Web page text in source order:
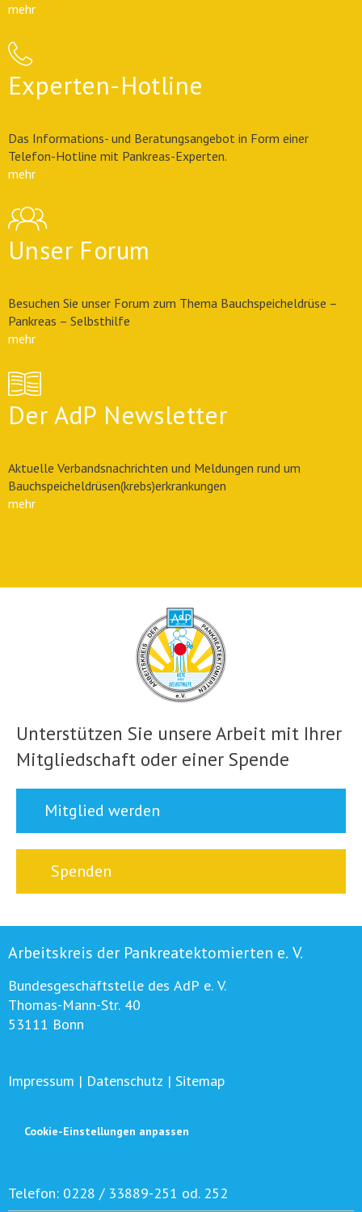
mehr
Experten-Hotline
Das Informations- und Beratungsangebot in Form einer
Telefon-Hotline mit Pankreas-Experten.
mehr
Unser Forum
Besuchen Sie unser Forum zum Thema Bauchspeicheldrüse –
Pankreas – Selbsthilfe
mehr
Der AdP Newsletter
Aktuelle Verbandsnachrichten und Meldungen rund um
Bauchspeicheldrüsen(krebs)erkrankungen
mehr
Unterstützen Sie unsere Arbeit mit Ihrer
Mitgliedschaft oder einer Spende
Mitglied werden
Spenden
Arbeitskreis der Pankreatektomierten e. V.
Bundesgeschäftstelle des AdP e. V.
Thomas-Mann-Str. 40
53111 Bonn
Impressum | Datenschutz | Sitemap
Cookie-Einstellungen anpassen
Telefon: 0228 / 33889-251 od. 252